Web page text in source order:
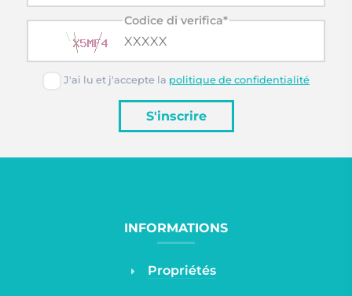
Codice di verifica*
J'ai lu et j'accepte la politique de confidentialité
S'inscrire
INFORMATIONS
Propriétés